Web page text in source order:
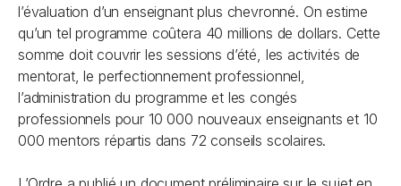
l’évaluation d’un enseignant plus chevronné. On estime
qu’un tel programme coûtera 40 millions de dollars. Cette
somme doit couvrir les sessions d’été, les activités de
mentorat, le perfectionnement professionnel,
l’administration du programme et les congés
professionnels pour 10 000 nouveaux enseignants et 10
000 mentors répartis dans 72 conseils scolaires.